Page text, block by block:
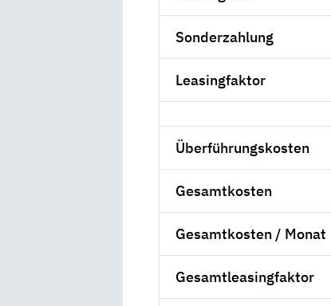
Sonderzahlung
Leasingfaktor
Überführungskosten
Gesamtkosten
Gesamtkosten / Monat
Gesamtleasingfaktor